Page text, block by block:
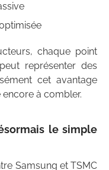
chaque point
représenter des
cet avantage
à combler.
le simple
Samsung et TSMC